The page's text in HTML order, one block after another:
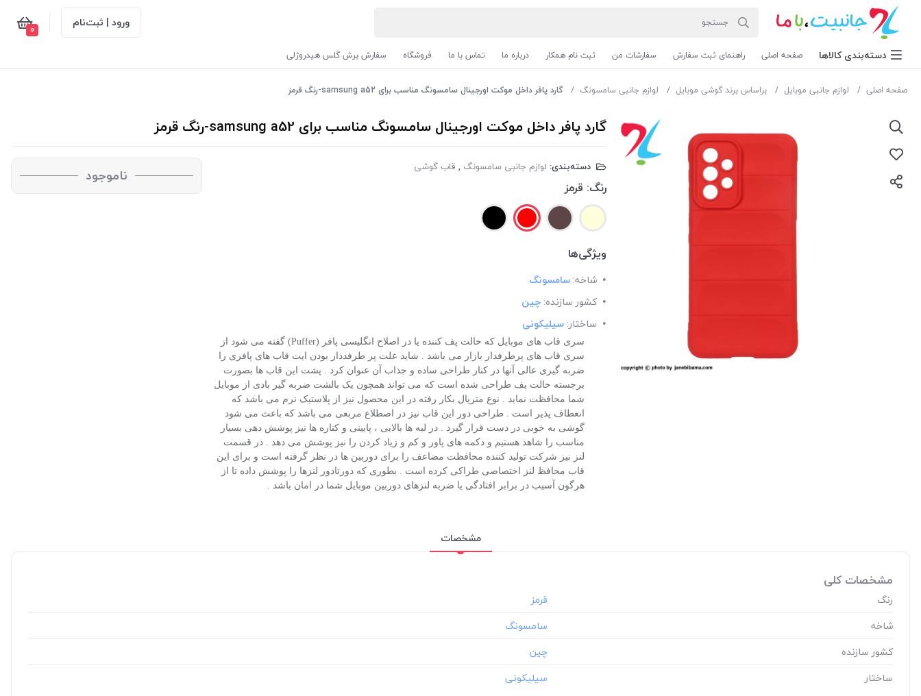
ورود | ثبت‌نام 0
دسته‌بندی‌ کالاها صفحه اصلی راهنمای ثبت سفارش سفارشات من ثبت نام همکار درباره ما تماس با ما فروشگاه سفارش برش گلس هیدروژلی
صفحه اصلی لوازم جانبی موبایل براساس برند گوشی موبایل لوازم جانبی سامسونگ گارد پافر داخل موکت اورجینال سامسونگ مناسب برای samsung a52-رنگ قرمز
گارد پافر داخل موکت اورجینال سامسونگ مناسب برای samsung a52-رنگ قرمز
دسته‌بندی: لوازم جانبی سامسونگ , قاب گوشی
رنگ: قرمز
ویژگی‌ها
شاخه: سامسونگ
کشور سازنده: چین
ساختار: سیلیکونی
سری قاب های موبایل که حالت پف کننده یا در اصلاح انگلیسی پافر (Puffer) گفته می شود از
سری قاب های پرطرفدار بازار می باشد . شاید علت پر طرفدذار بودن ایت قاب های پافری را
ضربه گیری عالی آنها در کنار طراحی ساده و جذاب آن عنوان کرد . پشت این قاب ها بصورت
برجسته حالت پف طراحی شده است که می تواند همچون یک بالشت ضربه گیر بادی از موبایل
شما محافظت نماید . نوع متریال بکار رفته در این محصول نیز از پلاستیک نرم می باشد که
انعطاف پذیر است . طراحی دور این قاب نیز در اصطلاع مربعی می باشد که باعث می شود
گوشی به خوبی در دست قرار گیرد . در لبه ها بالایی ، پایینی و کناره ها نیز پوشش دهی بسیار
مناسب را شاهد هستیم و دکمه های پاور و کم و زیاد کردن را نیز پوشش می دهد . در قسمت
لنز نیز شرکت تولید کننده محافظت مضاعف را برای دوربین ها در نظر گرفته است و برای این
قاب محافظ لنز اختصاصی طراکی کرده است . بطوری که دورتادور لنزها را پوشش داده تا از
هرگون آسیب در برابر افتادگی یا ضربه لنزهای دوربین موبایل شما در امان باشد .
ناموجود
مشخصات
مشخصات کلی
رنگ
شاخه
کشور سازنده
ساختار